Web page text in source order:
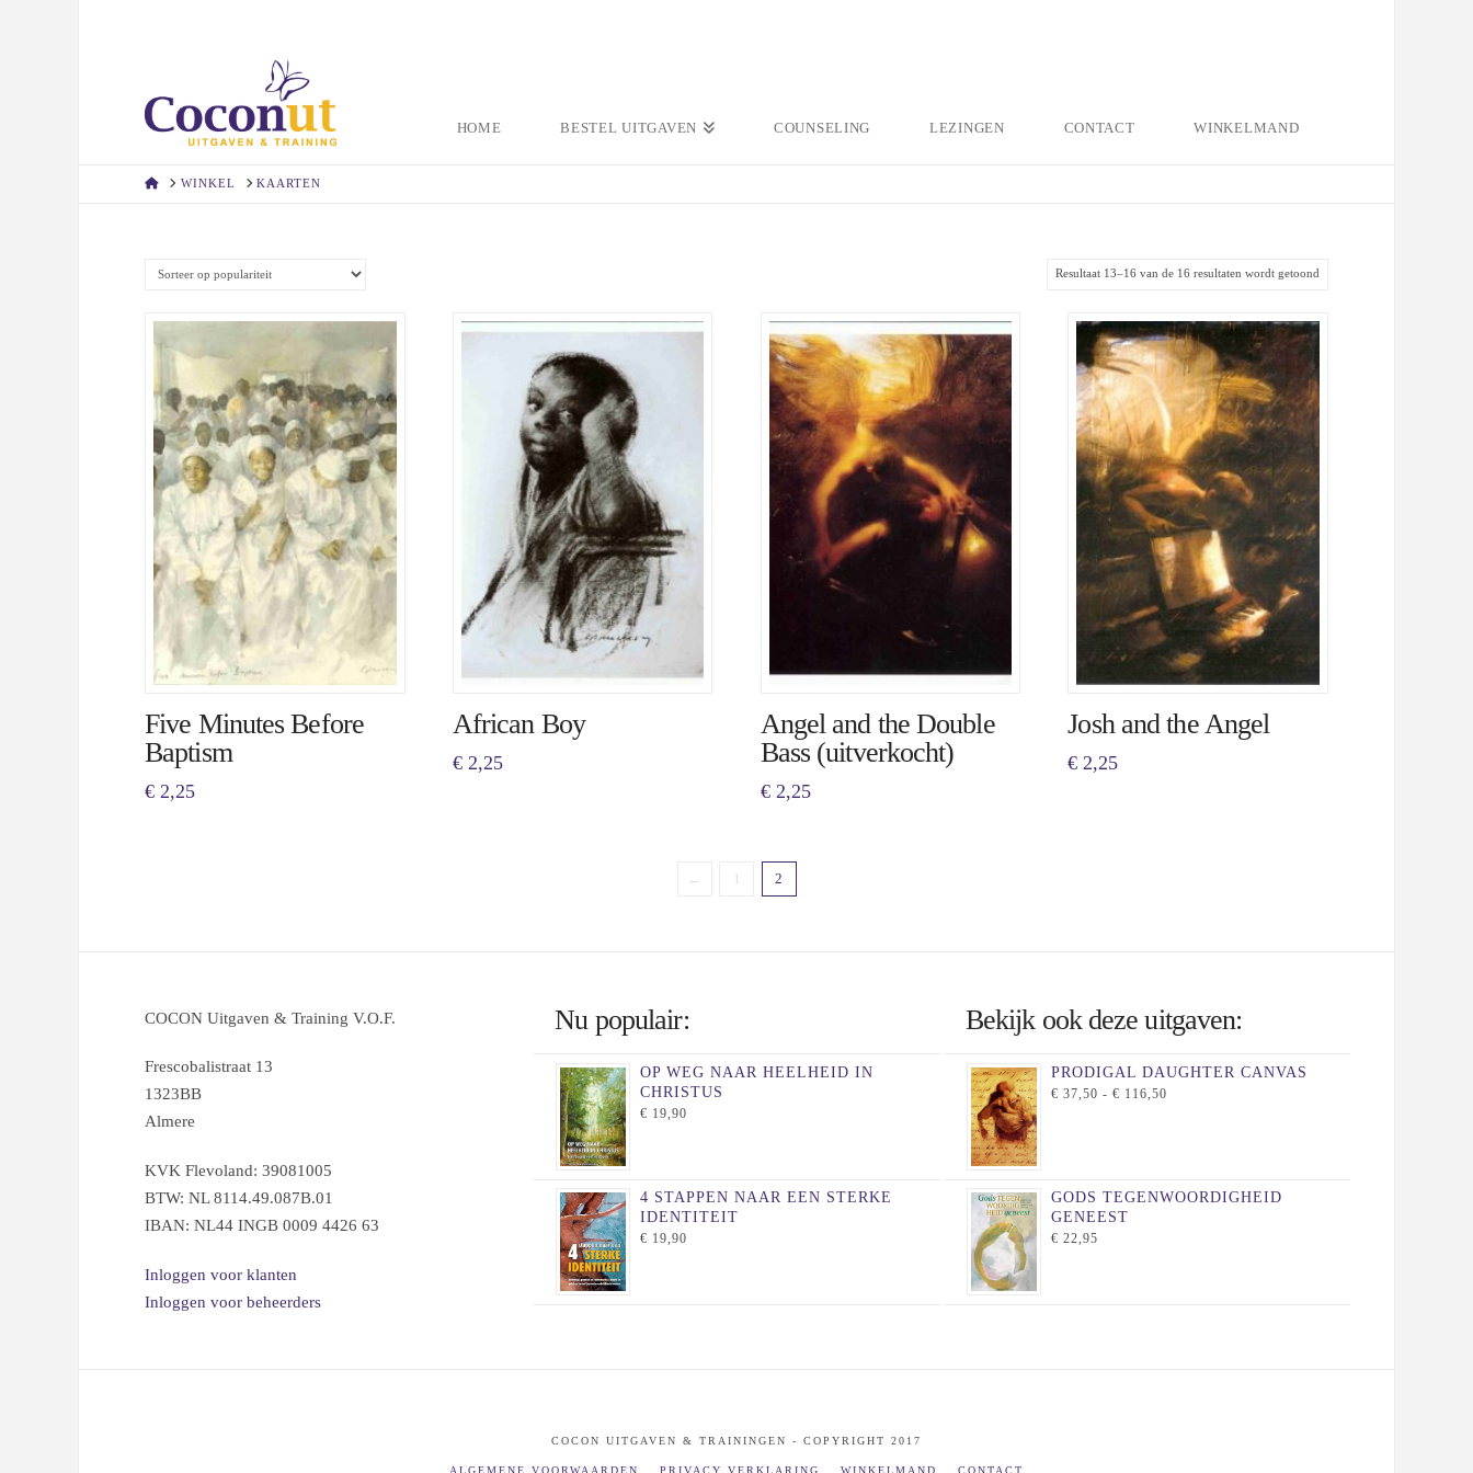
HOME BESTEL UITGAVEN COUNSELING LEZINGEN CONTACT WINKELMAND
HOMEWINKEL KAARTEN
Resultaat 13–16 van de 16 resultaten wordt getoond
populariteit
Five Minutes Before
Baptism
€ 2,25
African Boy
€2,25
Angel and the Double
Bass (uitverkocht)
€2,25
Josh and the Angel
€ 2,25
← 1 2
COCON Uitgaven & Training V.O.F.
Frescobalistraat 13
1323BB
Almere
KVK Flevoland: 39081005
BTW: NL 8114.49.087B.01
IBAN: NL44 INGB 0009 4426 63
Inloggen voor klanten
Inloggen voor beheerders
Nu populair:
OP WEG NAAR HEELHEID IN
CHRISTUS
€ 19,90
4 STAPPEN NAAR EEN STERKE
IDENTITEIT
€ 19,90
Bekijk ook deze uitgaven:
PRODIGAL DAUGHTER CANVAS
€ 37,50 - € 116,50PRIJSKLASSE:
GODS TEGENWOORDIGHEID
GENEEST
€ 22,95
COCON UITGAVEN & TRAININGEN - COPYRIGHT 2017
ALGEMENE VOORWAARDEN PRIVACY VERKLARING WINKELMAND CONTACT